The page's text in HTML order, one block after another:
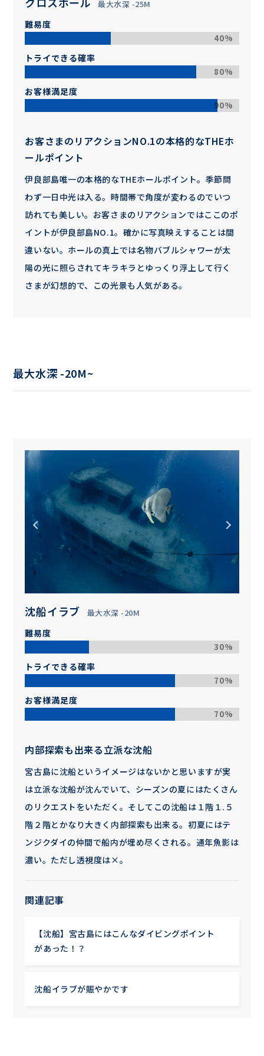
最大水深 -25M
難易度
40%
トライできる確率
80%
お客様満足度
90%
お客さまのリアクションNO.1の本格的なTHEホ
ールポイント
伊良部島唯一の本格的なTHEホールポイント。季節問
わず一日中光は入る。時間帯で角度が変わるのでいつ
訪れても美しい。お客さまのリアクションではここのポ
イントが伊良部島NO.1。確かに写真映えすることは間
違いない。ホールの真上では名物バブルシャワーが太
陽の光に照らされてキラキラとゆっくり浮上して行く
さまが幻想的で、この光景も人気がある。
最大水深 -20M~
沈船イラブ 最大水深 -20M
難易度
30%
トライできる確率
70%
お客様満足度
70%
内部探索も出来る立派な沈船
宮古島に沈船というイメージはないかと思いますが実
は立派な沈船が沈んでいて、シーズンの夏にはたくさん
のリクエストをいただく。そしてこの沈船は１階１.５
階２階とかなり大きく内部探索も出来る。初夏にはテ
ンジクダイの仲間で船内が埋め尽くされる。通年魚影は
濃い。ただし透視度は×。
関連記事
【沈船】宮古島にはこんなダイビングポイント
があった！？
沈船イラブが賑やかです